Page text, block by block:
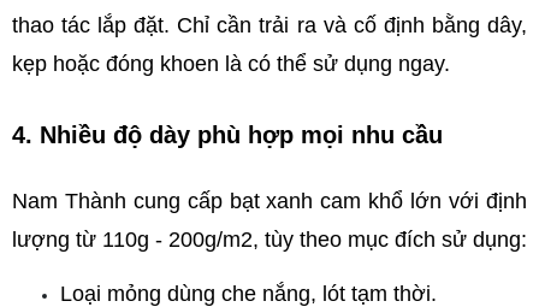
thao tác lắp đặt. Chỉ cần trải ra và cố định bằng dây,
kẹp hoặc đóng khoen là có thể sử dụng ngay.
4. Nhiều độ dày phù hợp mọi nhu cầu
Nam Thành cung cấp bạt xanh cam khổ lớn với định
lượng từ 110g - 200g/m2, tùy theo mục đích sử dụng:
Loại mỏng dùng che nắng, lót tạm thời.